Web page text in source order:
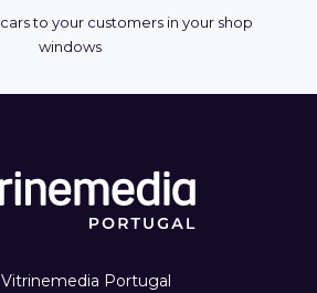
Vitrinemedia Portugal